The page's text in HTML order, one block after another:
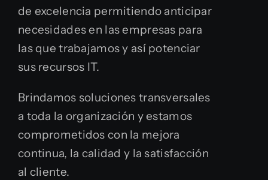
de excelencia permitiendo anticipar
necesidades en las empresas para
las que trabajamos y así potenciar
sus recursos IT.
Brindamos soluciones transversales
a toda la organización y estamos
comprometidos con la mejora
continua, la calidad y la satisfacción
al cliente.